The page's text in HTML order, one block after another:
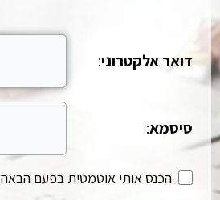
דואר אלקטרוני:
סיסמא:
הכנס אותי אוטמטית בפעם הבאה